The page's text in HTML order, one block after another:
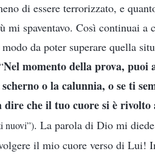
di essere terrorizzato, e
mi spaventavo. Così continuai
da poter superare quella
Nel momento della prova,
o la calunnia, o se ti
che il tuo cuore si è rivolto
nuovi”). La parola di Dio mi
il mio cuore verso di Lui!